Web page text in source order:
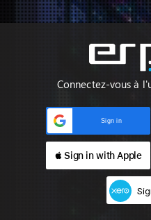
Connectez-vous à
Sign in
 Sign in with Apple